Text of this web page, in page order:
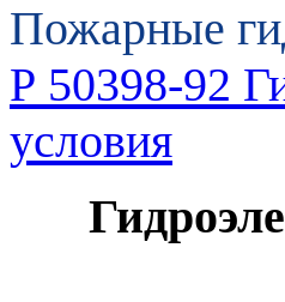
Пожарные
Р 50398-92
условия